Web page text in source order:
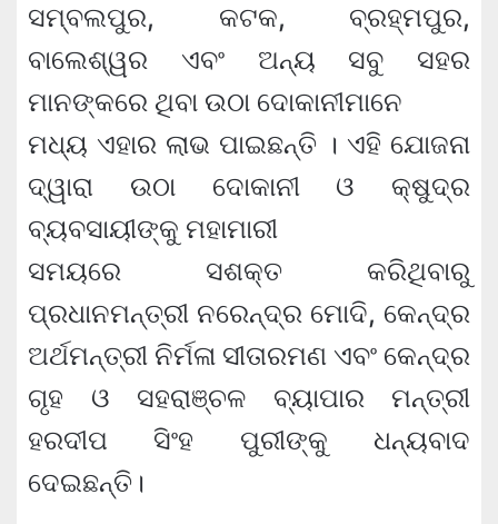
ସମ୍ବଲପୁର, କଟକ, ବ୍ରହ୍ମପୁର,
ବାଲେଶ୍ୱର ଏବଂ ଅନ୍ୟ ସବୁ ସହର
ମାନଙ୍କରେ ଥିବା ଉଠା ଦୋକାନୀମାନେ
ମଧ୍ୟ ଏହାର ଲାଭ ପାଇଛନ୍ତି । ଏହି ଯୋଜନା
ଦ୍ୱାରା ଉଠା ଦୋକାନୀ ଓ କ୍ଷୁଦ୍ର
ବ୍ୟବସାୟୀଙ୍କୁ ମହାମାରୀ
ସମୟରେ ସଶକ୍ତ କରିଥିବାରୁ
ପ୍ରଧାନମନ୍ତ୍ରୀ ନରେନ୍ଦ୍ର ମୋଦି, କେନ୍ଦ୍ର
ଅର୍ଥମନ୍ତ୍ରୀ ନିର୍ମଳା ସୀତାରମଣ ଏବଂ କେନ୍ଦ୍ର
ଗୃହ ଓ ସହରାଞ୍ଚଳ ବ୍ୟାପାର ମନ୍ତ୍ରୀ
ହରଦୀପ ସିଂହ ପୁରୀଙ୍କୁ ଧନ୍ୟବାଦ
ଦେଇଛନ୍ତି।